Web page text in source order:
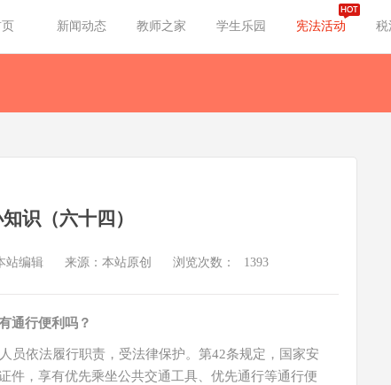
新闻动态 教师之家 学生乐园 宪法活动 税
识（六十四）
站编辑 来源：本站原创 浏览次数： 1393
通行便利吗？
员依法履行职责，受法律保护。第42条规定，国家安
件，享有优先乘坐公共交通工具、优先通行等通行便